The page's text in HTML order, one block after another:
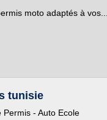
moto adaptés à vos...
tunisie
- Auto Ecole